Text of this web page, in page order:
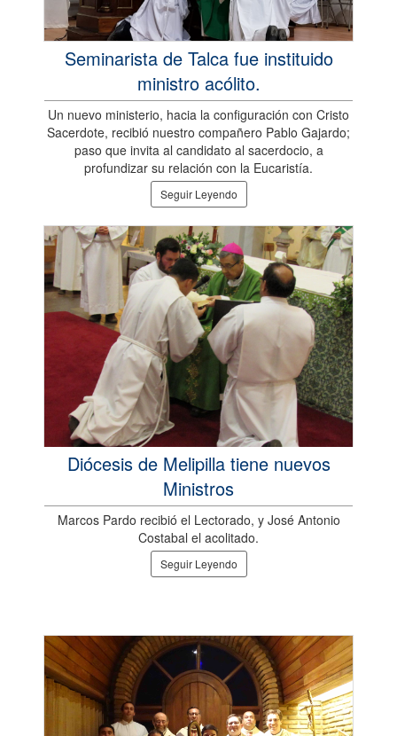
Seminarista de Talca fue instituido
ministro acólito.
Un nuevo ministerio, hacia la configuración con Cristo
Sacerdote, recibió nuestro compañero Pablo Gajardo;
paso que invita al candidato al sacerdocio, a
profundizar su relación con la Eucaristía.
Seguir Leyendo
Diócesis de Melipilla tiene nuevos
Ministros
Marcos Pardo recibió el Lectorado, y José Antonio
Costabal el acolitado.
Seguir Leyendo